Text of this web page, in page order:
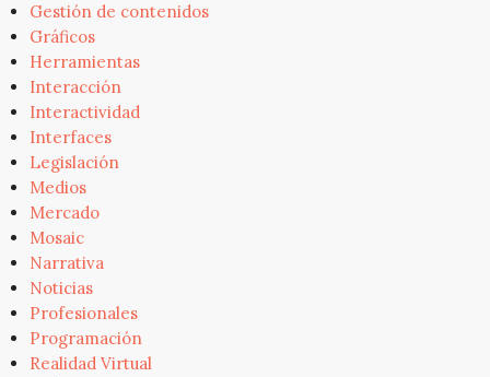
Gestión de contenidos
Gráficos
Herramientas
Interacción
Interactividad
Interfaces
Legislación
Medios
Mercado
Mosaic
Narrativa
Noticias
Profesionales
Programación
Realidad Virtual